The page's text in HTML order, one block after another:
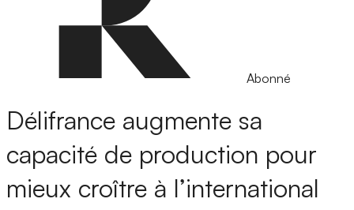
Abonné
Délifrance augmente sa
capacité de production pour
mieux croître à l’international